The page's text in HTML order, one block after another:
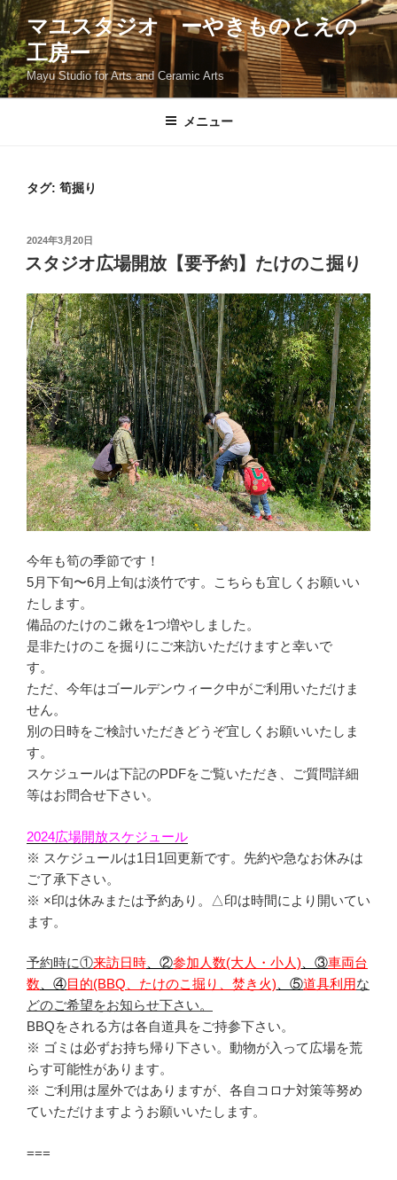
コ
ン
テ
ン
ツ
マユスタジオ ーやきものとえの
工房ー
Mayu Studio for Arts and Ceramic Arts
メニュー
タグ: 筍掘り
投
稿
日:
2024年3月20日
スタジオ広場開放【要予約】たけのこ掘り
今年も筍の季節です！
5月下旬〜6月上旬は淡竹です。こちらも宜しくお願いい
たします。
備品のたけのこ鍬を1つ増やしました。
是非たけのこを掘りにご来訪いただけますと幸いで
す。
ただ、今年はゴールデンウィーク中がご利用いただけま
せん。
別の日時をご検討いただきどうぞ宜しくお願いいたしま
す。
スケジュールは下記のPDFをご覧いただき、ご質問詳細
等はお問合せ下さい。
2024広場開放スケジュール
※ スケジュールは1日1回更新です。先約や急なお休みは
ご了承下さい。
※ ×印は休みまたは予約あり。△印は時間により開いてい
ます。
予約時に①来訪日時、②参加人数(大人・小人)、③車両台
数、④目的(BBQ、たけのこ掘り、焚き火)、⑤道具利用な
どのご希望をお知らせ下さい。
BBQをされる方は各自道具をご持参下さい。
※ ゴミは必ずお持ち帰り下さい。動物が入って広場を荒
らす可能性があります。
※ ご利用は屋外ではありますが、各自コロナ対策等努め
ていただけますようお願いいたします。
===